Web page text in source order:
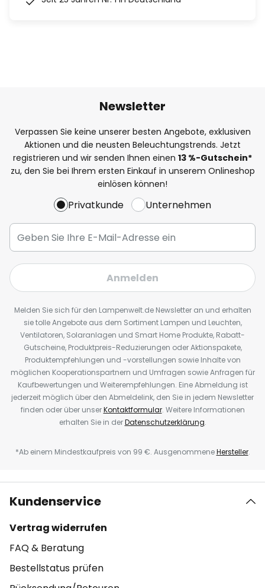
Newsletter
Verpassen Sie keine unserer besten Angebote, exklusiven
Aktionen und die neusten Beleuchtungstrends. Jetzt
registrieren und wir senden Ihnen einen 13 %-Gutschein*
zu, den Sie bei Ihrem ersten Einkauf in unserem Onlineshop
einlösen können!
Privatkunde Unternehmen
Anmelden
Melden Sie sich für den Lampenwelt.de Newsletter an und erhalten
sie tolle Angebote aus dem Sortiment Lampen und Leuchten,
Ventilatoren, Solaranlagen und Smart Home Produkte, Rabatt-
Gutscheine, Produktpreis-Reduzierungen oder Aktionspakete,
Produktempfehlungen und -vorstellungen sowie Inhalte von
möglichen Kooperationspartnern und Umfragen sowie Anfragen für
Kaufbewertungen und Weiterempfehlungen. Eine Abmeldung ist
jederzeit möglich über den Abmeldelink, den Sie in jedem Newsletter
finden oder über unserKontaktformular. Weitere Informationen
erhalten Sie in derDatenschutzerklärung.
*Ab einem Mindestkaufpreis von 99 €. AusgenommeneHersteller.
Kundenservice
Vertrag widerrufen
FAQ & Beratung
Bestellstatus prüfen